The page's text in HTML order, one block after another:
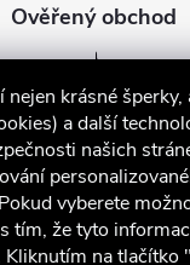
krásné šperky,
a další
našich
vyberete
tím, že tyto
na tlačítko
Ověřený obchod